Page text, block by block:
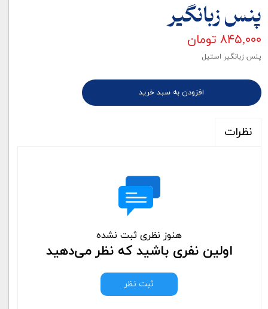
پنس زبانگیر
۸۴۵,۰۰۰ تومان
پنس زبانگیر استیل
افزودن به سبد خرید
نظرات
هنوز نظری ثبت نشده
اولین نفری باشید که نظر می‌دهید
ثبت نظر